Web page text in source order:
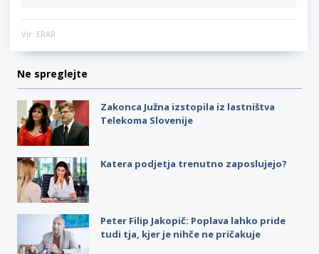
Vir: ERAR
Ne spreglejte
Zakonca Južna izstopila iz lastništva
Telekoma Slovenije
Katera podjetja trenutno zaposlujejo?
Peter Filip Jakopič: Poplava lahko pride
tudi tja, kjer je nihče ne pričakuje